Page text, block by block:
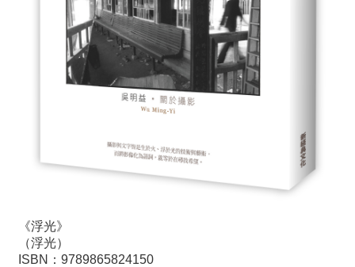
《浮光》
（浮光）
ISBN：9789865824150